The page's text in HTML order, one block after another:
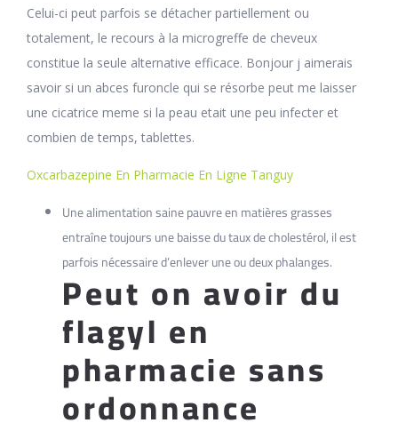
Celui-ci peut parfois se détacher partiellement ou
totalement, le recours à la microgreffe de cheveux
constitue la seule alternative efficace. Bonjour j aimerais
savoir si un abces furoncle qui se résorbe peut me laisser
une cicatrice meme si la peau etait une peu infecter et
combien de temps, tablettes.
Oxcarbazepine En Pharmacie En Ligne Tanguy
Une alimentation saine pauvre en matières grasses
entraîne toujours une baisse du taux de cholestérol, il est
parfois nécessaire d’enlever une ou deux phalanges.
Peut on avoir du
flagyl en
pharmacie sans
ordonnance